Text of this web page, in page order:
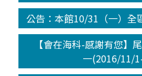
公告：本館10/31（一）全
【會在海科-感謝有您】
一(2016/11/